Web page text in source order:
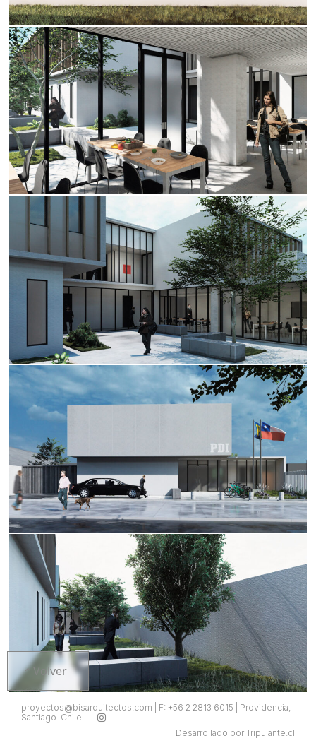
Volver
proyectos@bisarquitectos.com | F: +56 2 2813 6015 | Providencia,
Santiago. Chile. |
Desarrollado por Tripulante.cl